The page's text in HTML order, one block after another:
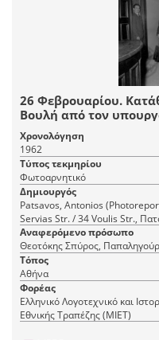
26 Φεβρουαρίου.
Βουλή από τον
Θεοτόκη. Δεξιά, ο
Χρονολόγηση
1962
Τύπος τεκμηρίου
Φωτοαρνητικό
Δημιουργός
Patsavos, Antonios (Photoreportage ΜΙΝΙΟΝ)
Servias Str. / 34 Voulis Str.,
ΜΙΝΙΟΝ) Αθήνα,
Αναφερόμενο πρόσωπο
Θεοτόκης Σπύρος,
Τόπος
Αθήνα
Φορέας
Ελληνικό Λογοτεχνικό και
Εθνικής Τραπέζης (ΜΙΕΤ)